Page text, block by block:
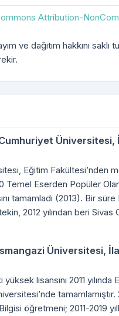
Attribution-
ve dağıtım hakkını saklı
Üniversitesi,
Eğitim Fakültesi’nden
Temel Eserden Popüler
tamamladı (2013). Bir süre
2012 yılından beri
Üniversitesi,
lisansını 2011
tamamlamıştır.
öğretmeni; 2011-2019